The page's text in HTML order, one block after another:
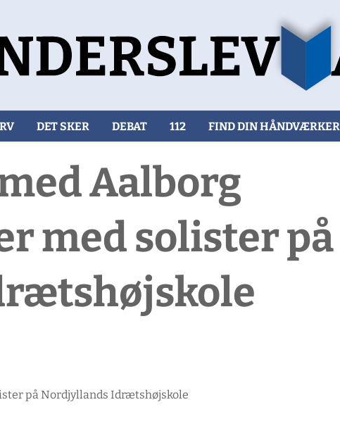
DET SKER DEBAT 112 FIND DIN HÅNDVÆRKER
Aalborg
med solister på